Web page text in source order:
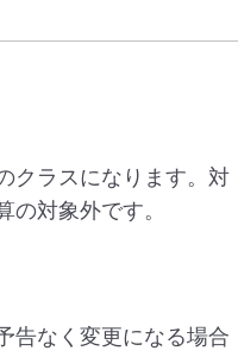
クラスになります。対
対象外です。
告なく変更になる場合